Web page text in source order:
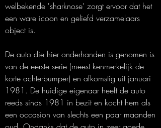
welbekende 'sharknose' zorgt ervoor dat het
een ware icoon en geliefd verzamelaars
object is.
De auto die hier onderhanden is genomen is
van de eerste serie (meest kenmerkelijk de
korte achterbumper) en afkomstig uit januari
1981. De huidige eigenaar heeft de auto
reeds sinds 1981 in bezit en kocht hem als
een occasion van slechts een paar maanden